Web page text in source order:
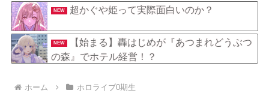
トナメになったな
NEW 超かぐや姫って実際面白いのか？
NEW
【始まる】轟はじめが『あつまれどうぶつ
の森』でホテル経営！？
ホーム ホロライブ0期生